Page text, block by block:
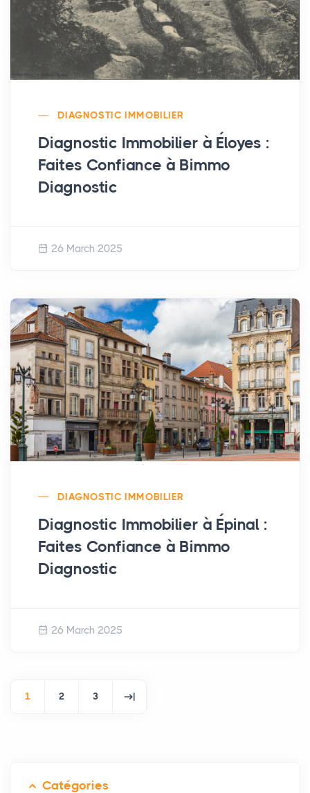
DIAGNOSTIC IMMOBILIER
Diagnostic Immobilier à Éloyes :
Faites Confiance à Bimmo
Diagnostic
26 March 2025
DIAGNOSTIC IMMOBILIER
Diagnostic Immobilier à Épinal :
Faites Confiance à Bimmo
Diagnostic
26 March 2025
1 2 3
Catégories